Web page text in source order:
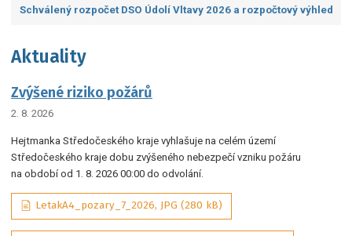
Schválený rozpočet DSO Údolí Vltavy 2026 a rozpočtový výhled
Aktuality
Zvýšené riziko požárů
2. 8. 2026
Hejtmanka Středočeského kraje vyhlašuje na celém území
Středočeského kraje dobu zvýšeného nebezpečí vzniku požáru
na období od 1. 8. 2026 00:00 do odvolání.
LetakA4_pozary_7_2026, JPG (280 kB)